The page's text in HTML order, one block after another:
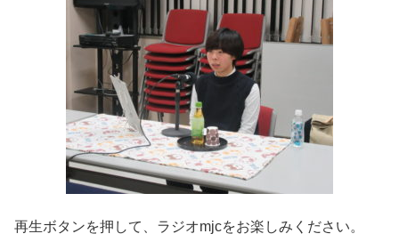
再生ボタンを押して、ラジオmjcをお楽しみください。